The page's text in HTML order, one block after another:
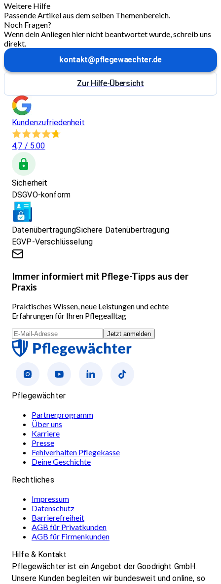
Weitere Hilfe
Passende Artikel aus dem selben Themenbereich.
Noch Fragen?
Wenn dein Anliegen hier nicht beantwortet wurde, schreib uns
direkt.
kontakt@pflegewaechter.de
Zur Hilfe-Übersicht
Kundenzufriedenheit
4,7 / 5.00
Sicherheit
DSGVO-konform
DatenübertragungSichere Datenübertragung
EGVP-Verschlüsselung
Immer informiert mit Pflege-Tipps aus der
Praxis
Praktisches Wissen, neue Leistungen und echte
Erfahrungen für Ihren Pflegealltag
Jetzt anmelden
Pflegewächter
Partnerprogramm
Über uns
Karriere
Presse
Fehlverhalten Pflegekasse
Deine Geschichte
Rechtliches
Impressum
Datenschutz
Barrierefreiheit
AGB für Privatkunden
AGB für Firmenkunden
Hilfe & Kontakt
Pflegewächter ist ein Angebot der Goodright GmbH.
Unsere Kunden begleiten wir bundesweit und online, so